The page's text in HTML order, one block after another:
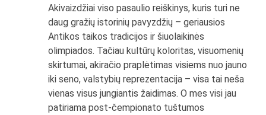
Akivaizdžiai viso pasaulio reiškinys, kuris turi ne
daug gražių istorinių pavyzdžių – geriausios
Antikos taikos tradicijos ir šiuolaikinės
olimpiados. Tačiau kultūrų koloritas, visuomenių
skirtumai, akiračio praplėtimas visiems nuo jauno
iki seno, valstybių reprezentacija – visa tai neša
vienas visus jungiantis žaidimas. O mes visi jau
patiriama post-čempionato tuštumos